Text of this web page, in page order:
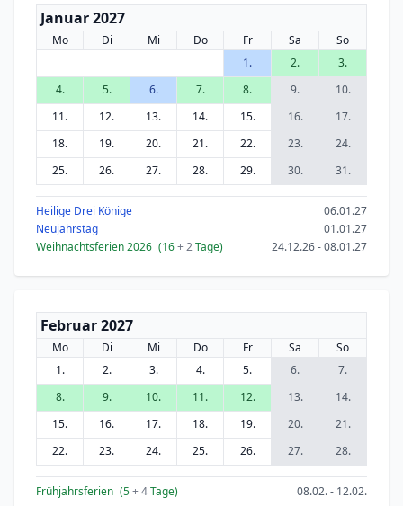
Januar 2027
Mo Di Mi Do Fr Sa
So
1.
2.
3.
4.
5. 6. 7. 8. 9.
10.
11.
12. 13. 14. 15. 16.
17.
18.
19. 20. 21. 22. 23.
24.
25.
26. 27. 28. 29. 30. 31.
Heilige Drei Könige
06.01.27
Neujahrstag
01.01.27
Weihnachtsferien 2026 (16+ 2Tage) 24.12.26 - 08.01.27
Februar 2027
Mo Di Mi Do Fr Sa
So
1.
2. 3. 4. 5. 6.
7.
8.
9. 10. 11. 12. 13.
14.
15.
16. 17. 18. 19. 20.
21.
22.
23. 24. 25. 26. 27. 28.
Frühjahrsferien (5+ 4Tage) 08.02. - 12.02.